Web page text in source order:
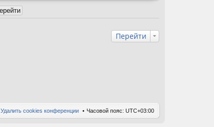
Перейти
Часовой пояс: UTC+03:00
Удалить cookies конференции